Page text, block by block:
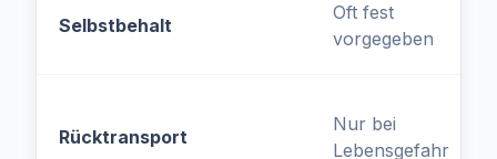
Selbstbehalt
Oft fest
vorgegeben
Rücktransport
Nur bei
Lebensgefahr